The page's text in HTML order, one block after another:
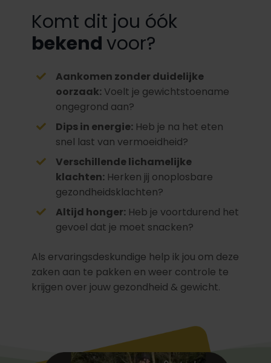
Komt dit jou óók
bekendvoor?
Aankomen zonder duidelijke
oorzaak: Voelt je gewichtstoename
ongegrond aan?
Dips in energie: Heb je na het eten
snel last van vermoeidheid?
Verschillende lichamelijke
klachten: Herken jij onoplosbare
gezondheidsklachten?
Altijd honger: Heb je voortdurend het
gevoel dat je moet snacken?
Als ervaringsdeskundige help ik jou om deze
zaken aan te pakken en weer controle te
krijgen over jouw gezondheid & gewicht.